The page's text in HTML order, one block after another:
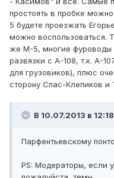
простоять в пробке
5 будете проезжать
можно воспользоваться.
же М-5, многие фуроводы
развязки с А-108, т.к. А-
для грузовиков), плюс
сторону Спас-Клепиков и
В 10.07.2013 в
Парфентьевскому
PS: Модераторы, если